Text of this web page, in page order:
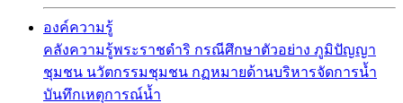
องค์ความรู้
คลังความรู้พระราชดำริ กรณีศึกษาตัวอย่าง ภูมิปัญญา
ชุมชน นวัตกรรมชุมชน กฏหมายด้านบริหารจัดการน้ำ
บันทึกเหตุการณ์น้ำ